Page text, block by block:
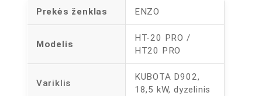
Prekės ženklas ENZO
Modelis
HT-20 PRO /
HT20 PRO
Variklis
KUBOTA D902,
18,5 kW, dyzelinis